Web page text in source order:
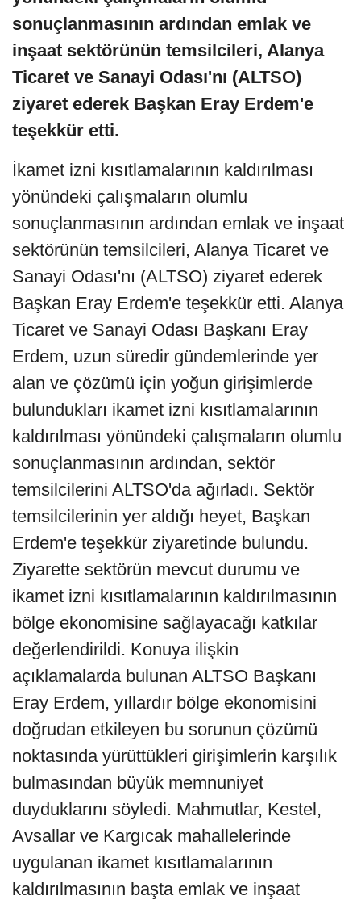
sonuçlanmasının ardından emlak ve
inşaat sektörünün temsilcileri, Alanya
Ticaret ve Sanayi Odası'nı (ALTSO)
ziyaret ederek Başkan Eray Erdem'e
teşekkür etti.
İkamet izni kısıtlamalarının kaldırılması
yönündeki çalışmaların olumlu
sonuçlanmasının ardından emlak ve inşaat
sektörünün temsilcileri, Alanya Ticaret ve
Sanayi Odası'nı (ALTSO) ziyaret ederek
Başkan Eray Erdem'e teşekkür etti. Alanya
Ticaret ve Sanayi Odası Başkanı Eray
Erdem, uzun süredir gündemlerinde yer
alan ve çözümü için yoğun girişimlerde
bulundukları ikamet izni kısıtlamalarının
kaldırılması yönündeki çalışmaların olumlu
sonuçlanmasının ardından, sektör
temsilcilerini ALTSO'da ağırladı. Sektör
temsilcilerinin yer aldığı heyet, Başkan
Erdem'e teşekkür ziyaretinde bulundu.
Ziyarette sektörün mevcut durumu ve
ikamet izni kısıtlamalarının kaldırılmasının
bölge ekonomisine sağlayacağı katkılar
değerlendirildi. Konuya ilişkin
açıklamalarda bulunan ALTSO Başkanı
Eray Erdem, yıllardır bölge ekonomisini
doğrudan etkileyen bu sorunun çözümü
noktasında yürüttükleri girişimlerin karşılık
bulmasından büyük memnuniyet
duyduklarını söyledi. Mahmutlar, Kestel,
Avsallar ve Kargıcak mahallelerinde
uygulanan ikamet kısıtlamalarının
kaldırılmasının başta emlak ve inşaat